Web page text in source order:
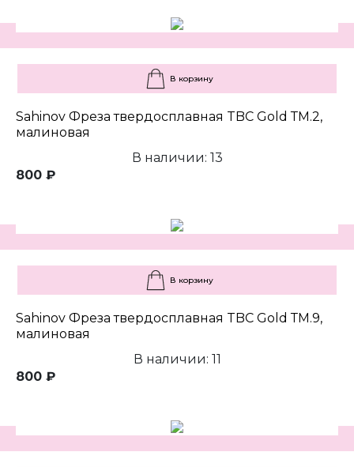
В корзину
Sahinov Фреза твердосплавная TBC Gold ТМ.2,
малиновая
В наличии: 13
800 ₽
В корзину
Sahinov Фреза твердосплавная TBC Gold ТМ.9,
малиновая
В наличии: 11
800 ₽